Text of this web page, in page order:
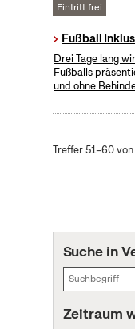
Eintritt frei
Fußball
Drei Tage lang
Fußballs
und ohne
Treffer 51–60
Suche in
Zeitraum